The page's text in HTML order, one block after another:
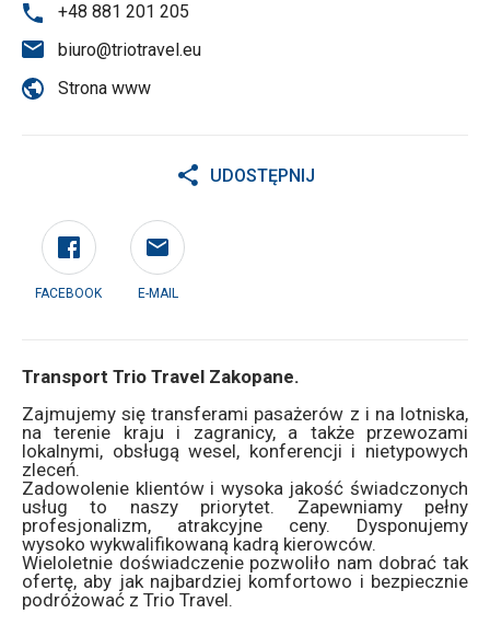
+48 881 201 205
biuro@triotravel.eu
Strona www
UDOSTĘPNIJ
FACEBOOK E-MAIL
Transport Trio Travel Zakopane.
Zajmujemy się transferami pasażerów z i na lotniska,
na terenie kraju i zagranicy, a także przewozami
lokalnymi, obsługą wesel, konferencji i nietypowych
zleceń.
Zadowolenie klientów i wysoka jakość świadczonych
usług to naszy priorytet. Zapewniamy pełny
profesjonalizm, atrakcyjne ceny. Dysponujemy
wysoko wykwalifikowaną kadrą kierowców.
Wieloletnie doświadczenie pozwoliło nam dobrać tak
ofertę, aby jak najbardziej komfortowo i bezpiecznie
podróżować z Trio Travel.